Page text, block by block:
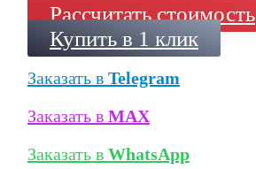
Рассчитать стоимость
Купить в 1 клик
Заказать в Telegram
Заказать в MAX
Заказать в WhatsApp